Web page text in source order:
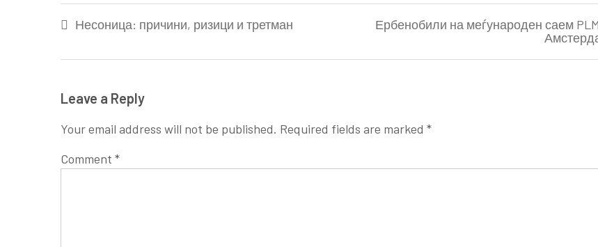
Post
navigation
Несоница: причини, ризици и третман
Ербенобили на меѓународен саем
Leave a Reply
Your email address will not be published. Required fields are marked *
Comment *